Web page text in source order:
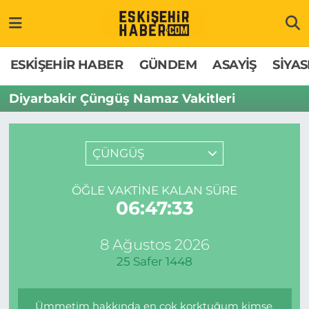
ESKİŞEHİR HABER GÜNDEM ASAYİŞ
Diyarbakir Çüngüş Namaz Vakitleri
ÇÜNGÜŞ
ÖĞLE VAKTINE KALAN SÜRE
06:47:33
8 Ağustos 2026
25 Safer 1448
Ümmetim hakkında en çok korktuğum kimse,
GÜNDEM
ASAYİŞ
EKONOMİ
SPOR
Hakkımızda
İletişim
Odunpazarı Trafik Yoğunluk Haritası
Süper Lig Puan Durumu ve Fikstür
Tüm Manşetler
Son Dakika Haberleri